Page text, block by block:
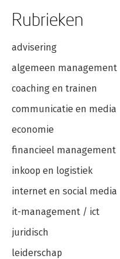
Rubrieken
advisering
algemeen management
coaching en trainen
communicatie en media
economie
financieel management
inkoop en logistiek
internet en social media
it-management / ict
juridisch
leiderschap